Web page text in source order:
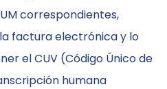
correspondientes,
factura electrónica y lo
el CUV (Código Único de
humana